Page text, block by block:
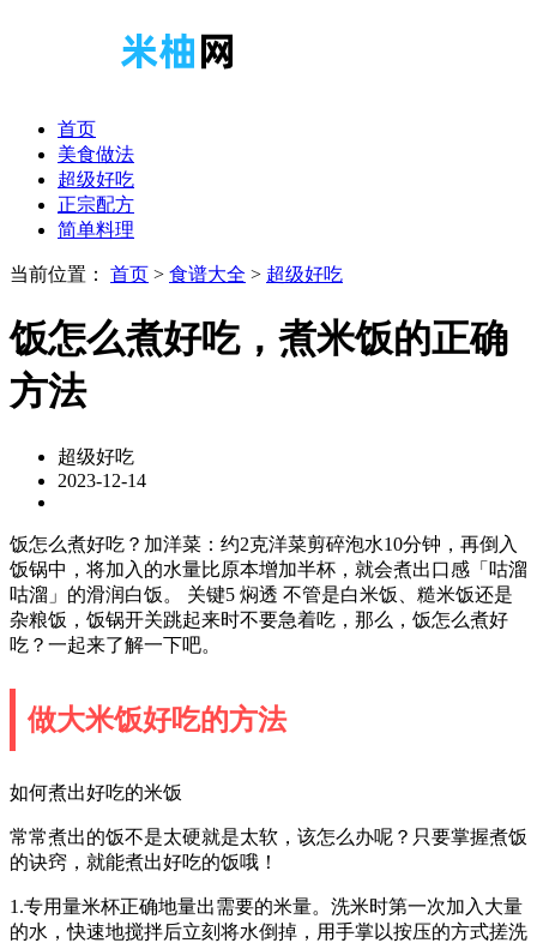
首页
美食做法
超级好吃
正宗配方
简单料理
当前位置： 首页 > 食谱大全 > 超级好吃
饭怎么煮好吃，煮米饭的正确
方法
超级好吃
2023-12-14
饭怎么煮好吃？加洋菜：约2克洋菜剪碎泡水10分钟，再倒入
饭锅中，将加入的水量比原本增加半杯，就会煮出口感「咕溜
咕溜」的滑润白饭。 关键5 焖透 不管是白米饭、糙米饭还是
杂粮饭，饭锅开关跳起来时不要急着吃，那么，饭怎么煮好
吃？一起来了解一下吧。
做大米饭好吃的方法
如何煮出好吃的米饭
常常煮出的饭不是太硬就是太软，该怎么办呢？只要掌握煮饭
的诀窍，就能煮出好吃的饭哦！
1.专用量米杯正确地量出需要的米量。洗米时第一次加入大量
的水，快速地搅拌后立刻将水倒掉，用手掌以按压的方式搓洗